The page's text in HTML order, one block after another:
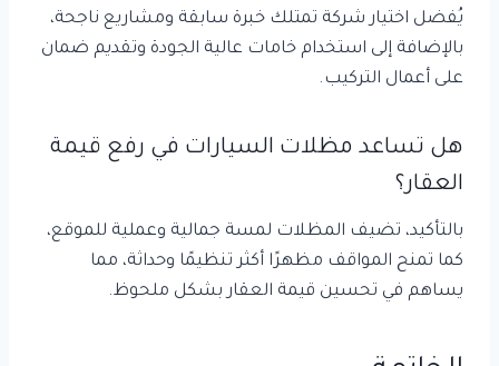
يُفضل اختيار شركة تمتلك خبرة سابقة ومشاريع ناجحة،
بالإضافة إلى استخدام خامات عالية الجودة وتقديم ضمان
على أعمال التركيب.
هل تساعد مظلات السيارات في رفع قيمة
العقار؟
بالتأكيد، تضيف المظلات لمسة جمالية وعملية للموقع،
كما تمنح المواقف مظهرًا أكثر تنظيمًا وحداثة، مما
يساهم في تحسين قيمة العقار بشكل ملحوظ.